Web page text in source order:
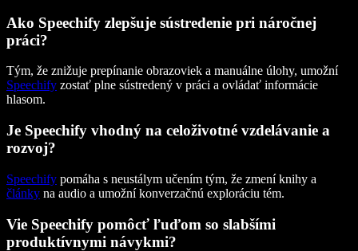
Ako Speechify zlepšuje sústredenie pri náročnej
práci?
Tým, že znižuje prepínanie obrazoviek a manuálne úlohy, umožní
Speechify zostať plne sústredený v práci a ovládať informácie
hlasom.
Je Speechify vhodný na celoživotné vzdelávanie a
rozvoj?
Speechify pomáha s neustálym učením tým, že zmení knihy a
články na audio a umožní konverzačnú exploráciu tém.
Vie Speechify pomôcť ľuďom so slabšími
produktívnymi návykmi?